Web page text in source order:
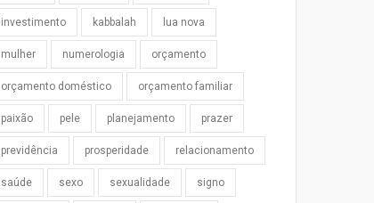
investimento kabbalah lua nova
mulher numerologia orçamento
orçamento doméstico orçamento familiar
paixão pele planejamento prazer
previdência prosperidade relacionamento
saúde sexo sexualidade signo